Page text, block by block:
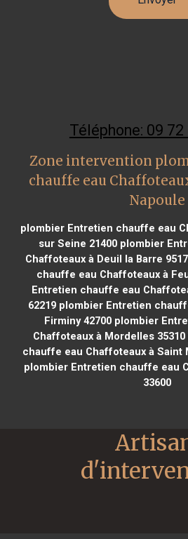
Téléphone: 09 72
Zone intervention
chauffe eau
Napoule
plombier Entretien chauffe eau
sur Seine 21400plombier
Chaffoteaux à Deuil la Barre
chauffe eau Chaffoteaux à
Entretien chauffe eau
62219plombier Entretien
Firminy 42700plombier
Chaffoteaux à Mordelles 35310
chauffe eau Chaffoteaux à Saint
plombier Entretien chauffe eau
33600